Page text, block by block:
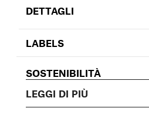
DETTAGLI
LABELS
SOSTENIBILITÀ
LEGGI DI PIÙ